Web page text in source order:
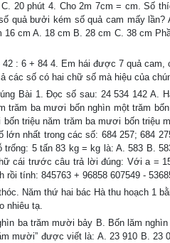
20 phút 4. Cho 2m 7cm = cm. Số
quả bưởi kém số quả cam mấy
cm A. 18 cm B. 28 cm C. 38 cm
: 6 + 84 4. Em hái được 7 quả cam,
các số có hai chữ số mà hiệu của
Bài 1. Đọc số sau: 24 534 142 A.
trăm ba mươi bốn nghìn một trăm
triệu năm trăm ba mươi bốn triệu
nhất trong các số: 684 257; 684
5 tấn 83 kg = kg là: A. 583 B.
cái trước câu trả lời đúng: Với a =
tính: 845763 + 96858 607549 -
Năm thứ hai bác Hà thu hoạch 1
nhiêu tạ.
ba trăm mười bảy B. Bốn lăm
mười” được viết là: A. 23 910 B. 23